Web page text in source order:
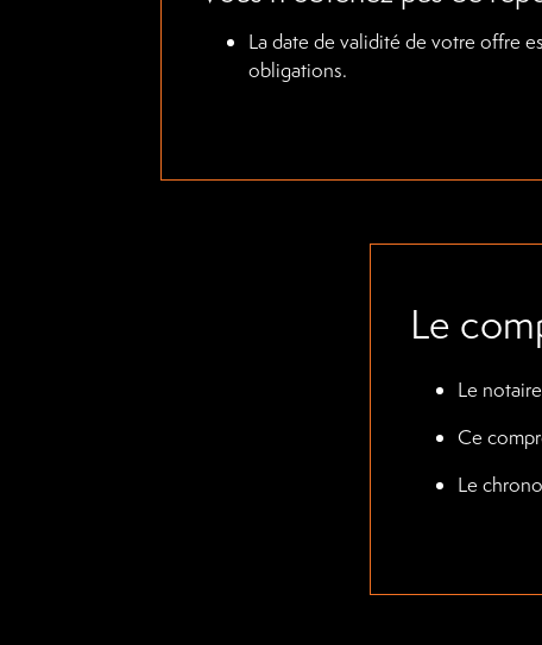
La date de validité de votre offre
obligations.
Le
Le
Ce
Le